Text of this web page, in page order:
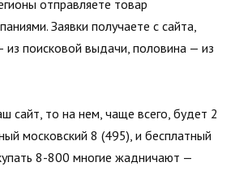
отправляете товар
Заявки получаете с сайта,
из поисковой выдачи, половина — из
сайт, то на нем, чаще всего, будет 2
московский 8 (495), и бесплатный
8-800 многие жадничают —